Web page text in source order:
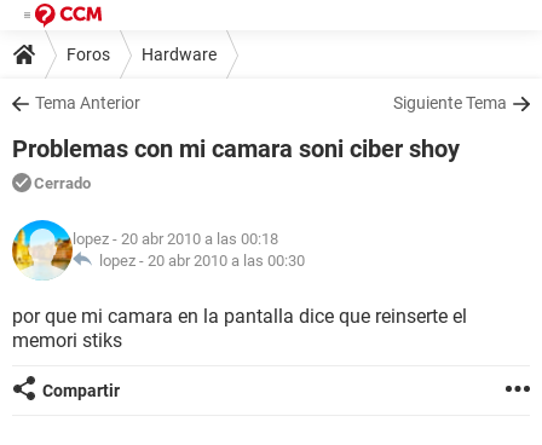
Foros Hardware
Tema Anterior Siguiente Tema
Problemas con mi camara soni ciber shoy
Cerrado
lopez - 20 abr 2010 a las 00:18
lopez - 20 abr 2010 a las 00:30
por que mi camara en la pantalla dice que reinserte el
memori stiks
Compartir